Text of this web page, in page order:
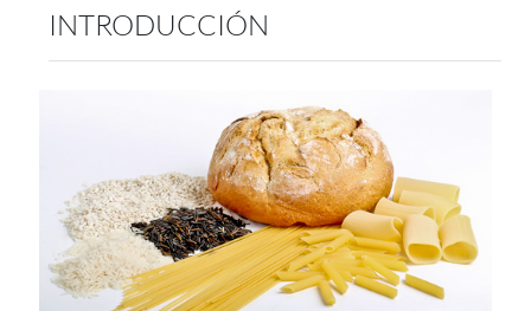
INTRODUCCIÓN